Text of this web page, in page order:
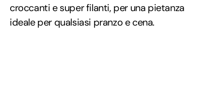
croccanti e super filanti, per una pietanza
ideale per qualsiasi pranzo e cena.